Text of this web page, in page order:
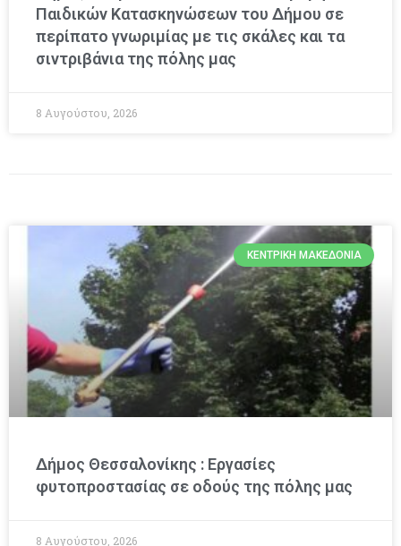
Παιδικών Κατασκηνώσεων του Δήμου σε
περίπατο γνωριμίας με τις σκάλες και τα
σιντριβάνια της πόλης μας
8 Αυγούστου, 2026
ΚΕΝΤΡΙΚΉ ΜΑΚΕΔΟΝΊΑ
Δήμος Θεσσαλονίκης : Εργασίες
φυτοπροστασίας σε οδούς της πόλης μας
8 Αυγούστου, 2026